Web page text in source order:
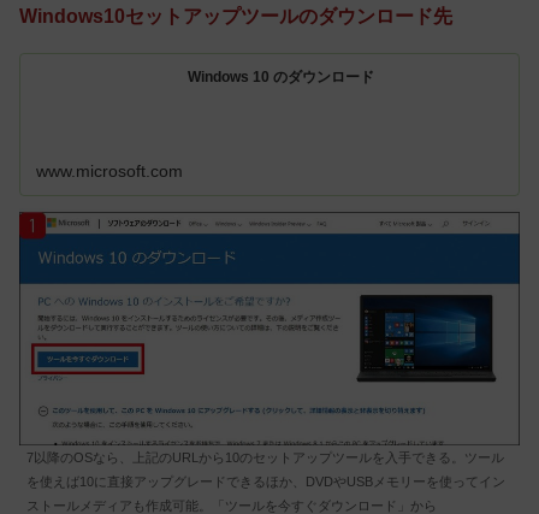
Windows10セットアップツールのダウンロード先
Windows 10 のダウンロード
www.microsoft.com
7以降のOSなら、上記のURLから10のセットアップツールを入手できる。ツール
を使えば10に直接アップグレードできるほか、DVDやUSBメモリーを使ってイン
ストールメディアも作成可能。「ツールを今すぐダウンロード」から